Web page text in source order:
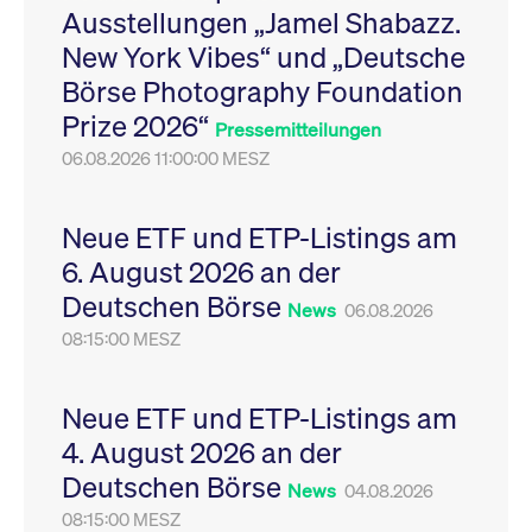
Ausstellungen „Jamel Shabazz.
New York Vibes“ und „Deutsche
Börse Photography Foundation
Prize 2026“ Pressemitteilungen
06.08.2026 11:00:00 MESZ
Neue ETF und ETP-Listings am
6. August 2026 an der
Deutschen Börse News 06.08.2026
08:15:00 MESZ
Neue ETF und ETP-Listings am
4. August 2026 an der
Deutschen Börse News 04.08.2026
08:15:00 MESZ
Leistung der Website
zu messen. Es handelt
sich um ein Muster-
Cookie, bei dem auf
das Präfix _pk_ses
eine kurze Reihe von
VISITOR_PRIVACY_METADATA
YouTube
.youtube.com
6
Monate
Dieses Cookie dient
Speicherung der
Einwilligungs- und
des Nutzers für ihre
Interaktion mit der
Sitzungen geehrt